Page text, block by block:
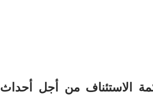
محكمة الاستئناف من أجل أحداث